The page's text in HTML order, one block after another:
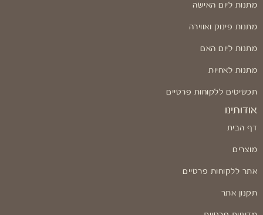
מתנות ליום האישה
מתנות פינוק ואווירה
מתנות ליום האם
מתנות לאחיות
תכשיטים ללקוחות פרטיים
אודותינו
דף הבית
מוצרים
אתר ללקוחות פרטיים
תקנון אתר